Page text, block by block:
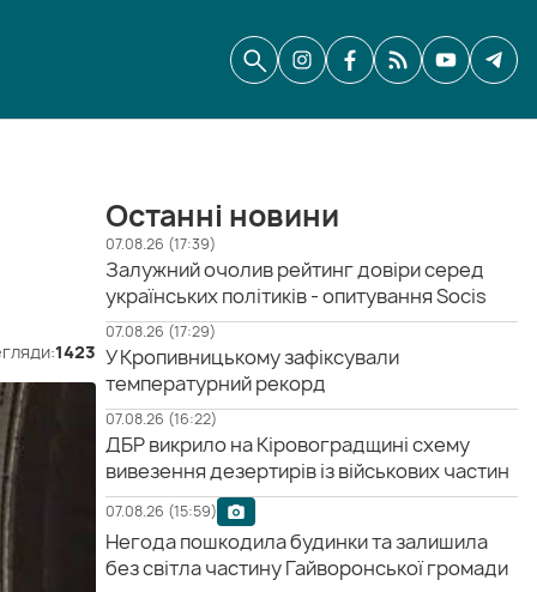
1423
Останні новини
07.08.26 (17:39)
Залужний очолив рейтинг довіри серед
українських політиків - опитування Socis
07.08.26 (17:29)
У Кропивницькому зафіксували
температурний рекорд
07.08.26 (16:22)
ДБР викрило на Кіровоградщині схему
вивезення дезертирів із військових частин
07.08.26 (15:59)
Негода пошкодила будинки та залишила
без світла частину Гайворонської громади